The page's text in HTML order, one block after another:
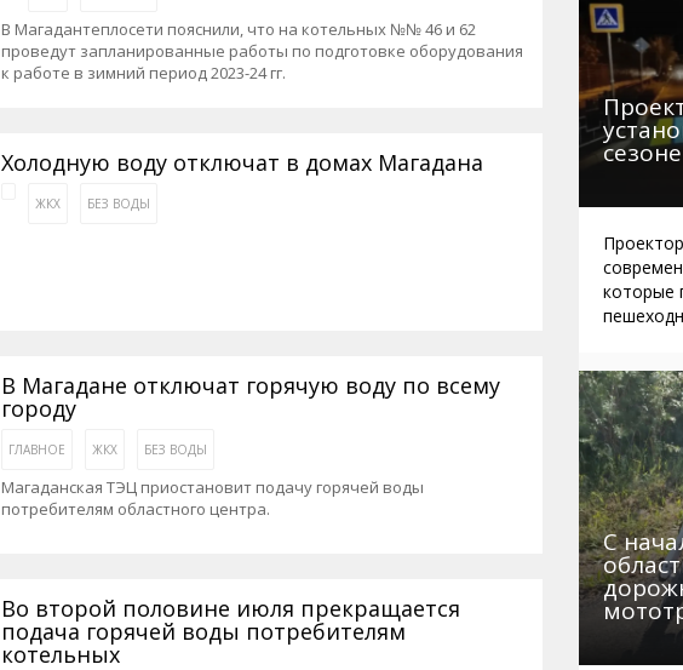
В Магадантеплосети пояснили, что на котельных №№ 46 и 62
проведут запланированные работы по подготовке оборудования
к работе в зимний период 2023-24 гг.
Холодную воду отключат в домах Магадана
ЖКХ БЕЗ ВОДЫ
В Магадане отключат горячую воду по всему
городу
ГЛАВНОЕ ЖКХ БЕЗ ВОДЫ
Магаданская ТЭЦ приостановит подачу горячей воды
потребителям областного центра.
Во второй половине июля прекращается
подача горячей воды потребителям
котельных
которые
С